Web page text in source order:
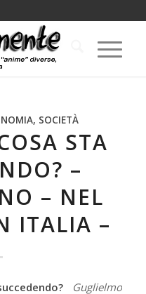
SOCIETÀ
STA
–
– NEL
ITALIA –
Guglielmo